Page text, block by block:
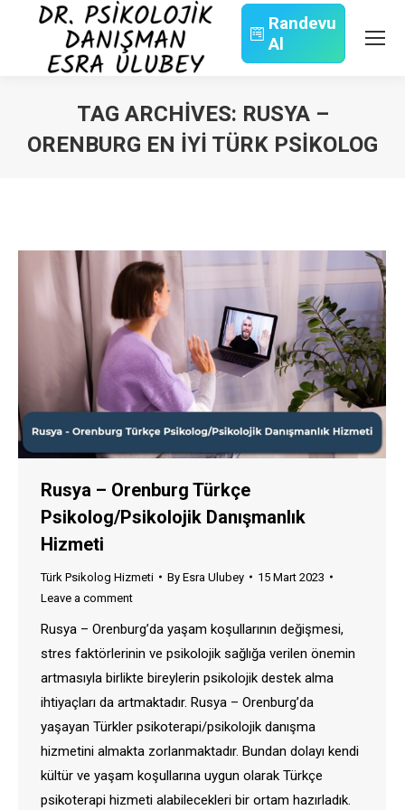
Randevu
Al
TAG ARCHIVES: RUSYA –
ORENBURG EN İYI TÜRK PSIKOLOG
Rusya – Orenburg Türkçe
Psikolog/Psikolojik Danışmanlık
Hizmeti
Türk Psikolog Hizmeti By Esra Ulubey
15 Mart 2023
Leave a comment
Rusya – Orenburg’da yaşam koşullarının değişmesi,
stres faktörlerinin ve psikolojik sağlığa verilen önemin
artmasıyla birlikte bireylerin psikolojik destek alma
ihtiyaçları da artmaktadır. Rusya – Orenburg’da
yaşayan Türkler psikoterapi/psikolojik danışma
hizmetini almakta zorlanmaktadır. Bundan dolayı kendi
kültür ve yaşam koşullarına uygun olarak Türkçe
psikoterapi hizmeti alabilecekleri bir ortam hazırladık.